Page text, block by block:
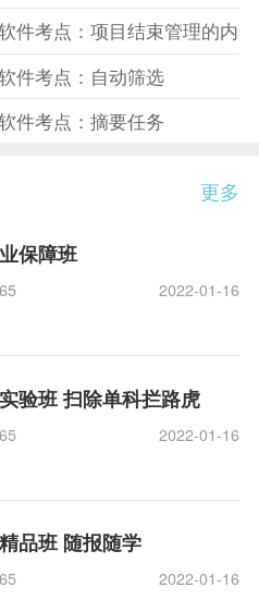
件考点：项目结束管理的内容
件考点：自动筛选
件考点：摘要任务
更多
保障班
2022-01-16
验班 扫除单科拦路虎
2022-01-16
品班 随报随学
2022-01-16